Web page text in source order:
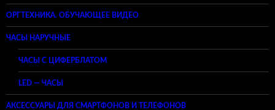
ОРГТЕХНИКА. ОБУЧАЮЩЕЕ ВИДЕО
ЧАСЫ НАРУЧНЫЕ
ЧАСЫ С ЦИФЕРБЛАТОМ
LED — ЧАСЫ
АКСЕССУАРЫ ДЛЯ СМАРТФОНОВ И ТЕЛЕФОНОВ